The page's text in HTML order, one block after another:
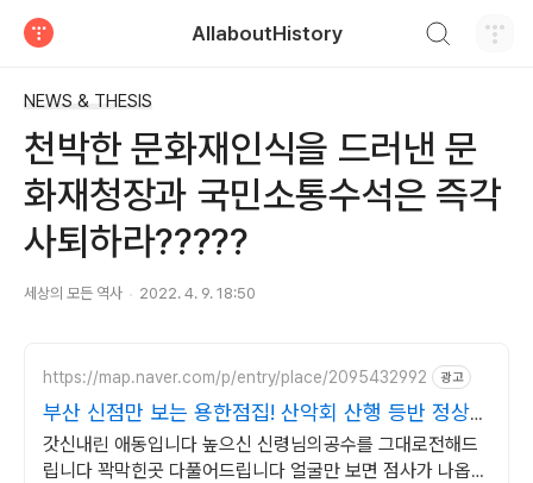
AllaboutHistory
NEWS & THESIS
천박한 문화재인식을 드러낸 문
화재청장과 국민소통수석은 즉각
사퇴하라?????
세상의 모든 역사 2022. 4. 9. 18:50
https://map.naver.com/p/entry/place/2095432992 광고
부산 신점만 보는 용한점집! 산악회 산행 등반 정상등
정
갓신내린 애동입니다 높으신 신령님의공수를 그대로전해드
립니다 꽉막힌곳 다풀어드립니다 얼굴만 보면 점사가 나옵니